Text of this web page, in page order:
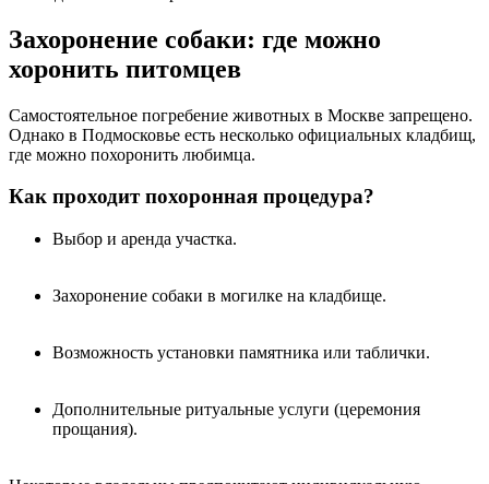
Захоронение собаки: где можно
хоронить питомцев
Самостоятельное погребение животных в Москве запрещено.
Однако в Подмосковье есть несколько официальных кладбищ,
где можно похоронить любимца.
Как проходит похоронная процедура?
Выбор и аренда участка.
Захоронение собаки в могилке на кладбище.
Возможность установки памятника или таблички.
Дополнительные ритуальные услуги (церемония
прощания).